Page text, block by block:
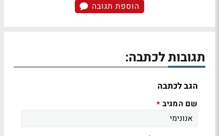
הוספת תגובה
תגובות לכתבה:
הגב לכתבה
שם המגיב *